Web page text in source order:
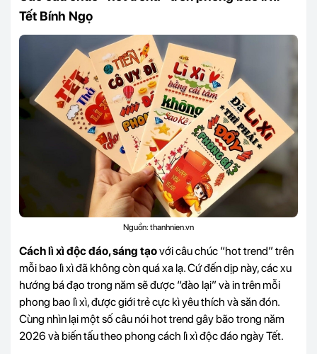
Tết Bính Ngọ
Nguồn: thanhnien.vn
Cách lì xì độc đáo, sáng tạovới câu chúc “hot trend” trên
mỗi bao lì xì đã không còn quá xa lạ. Cứ đến dịp này, các xu
hướng bá đạo trong năm sẽ được “đào lại” và in trên mỗi
phong bao lì xì, được giới trẻ cực kì yêu thích và săn đón.
Cùng nhìn lại một số câu nói hot trend gây bão trong năm
2026 và biến tấu theo phong cách lì xì độc đáo ngày Tết.